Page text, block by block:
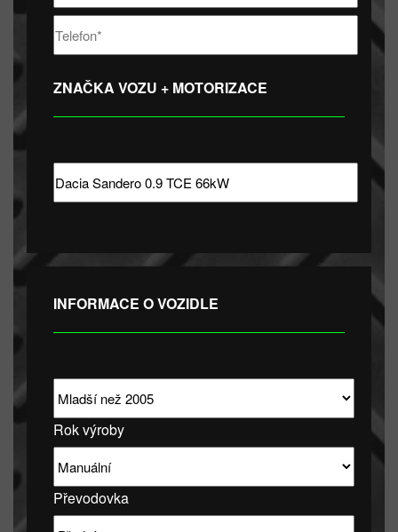
ZNAČKA VOZU + MOTORIZACE
INFORMACE O VOZIDLE
Rok výroby
Převodovka